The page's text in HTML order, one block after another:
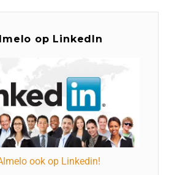
op LinkedIn
ook op Linkedin!